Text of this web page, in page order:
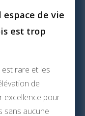
de vie
est trop
rare et les
de
excellence pour
sans aucune